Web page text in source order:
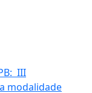
III
modalidade